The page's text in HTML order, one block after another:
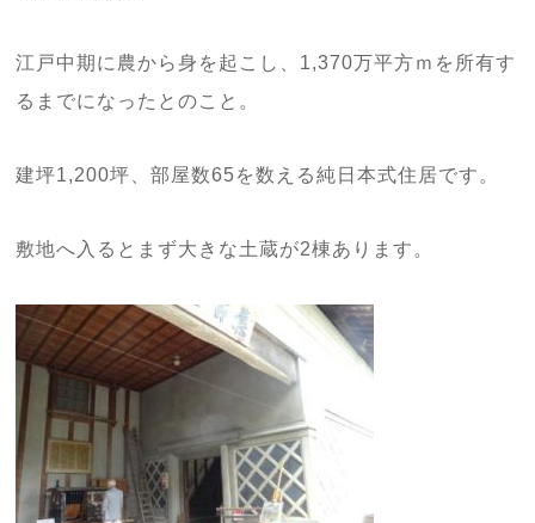
江戸中期に農から身を起こし、1,370万平方ｍを所有す
るまでになったとのこと。
建坪1,200坪、部屋数65を数える純日本式住居です。
敷地へ入るとまず大きな土蔵が2棟あります。